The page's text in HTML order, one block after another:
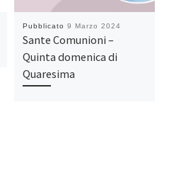
Pubblicato 9 Marzo 2024
Sante Comunioni –
Quinta domenica di
Quaresima